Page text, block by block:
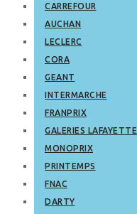
CARREFOUR
AUCHAN
LECLERC
CORA
GEANT
INTERMARCHE
FRANPRIX
GALERIES LAFAYETTE
MONOPRIX
PRINTEMPS
FNAC
DARTY